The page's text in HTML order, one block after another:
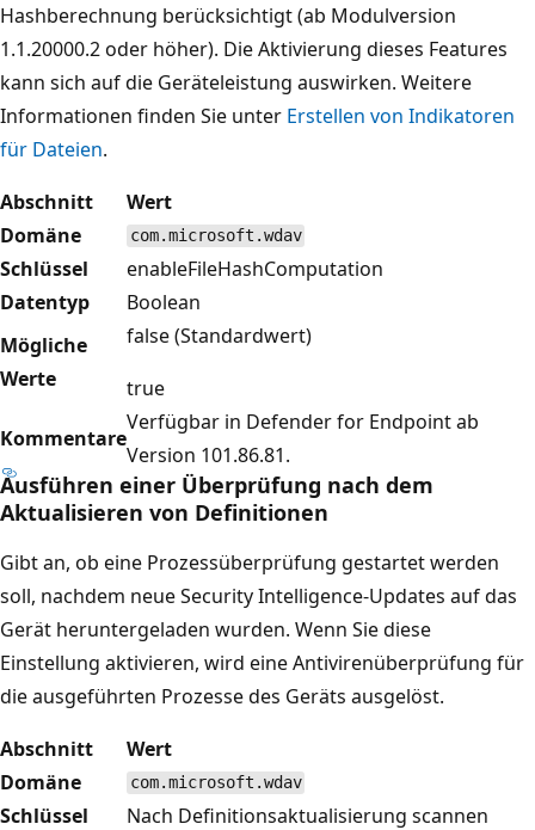
Hashberechnung berücksichtigt (ab Modulversion
1.1.20000.2 oder höher). Die Aktivierung dieses Features
kann sich auf die Geräteleistung auswirken. Weitere
Informationen finden Sie unter Erstellen von Indikatoren
für Dateien.
Abschnitt
Wert
Domäne
com.microsoft.wdav
Schlüssel
enableFileHashComputation
Datentyp
Boolean
Mögliche
Werte
false (Standardwert)
true
Kommentare
Verfügbar in Defender for Endpoint ab
Version 101.86.81.
Ausführen einer Überprüfung nach dem
Aktualisieren von Definitionen
Gibt an, ob eine Prozessüberprüfung gestartet werden
soll, nachdem neue Security Intelligence-Updates auf das
Gerät heruntergeladen wurden. Wenn Sie diese
Einstellung aktivieren, wird eine Antivirenüberprüfung für
die ausgeführten Prozesse des Geräts ausgelöst.
Abschnitt
Wert
Domäne
com.microsoft.wdav
Schlüssel
Nach Definitionsaktualisierung scannen